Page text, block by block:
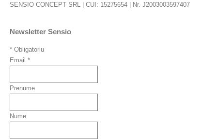
SENSIO CONCEPT SRL | CUI: 15275654 | Nr. J2003003597407
Newsletter Sensio
* Obligatoriu
Email *
Prenume
Nume